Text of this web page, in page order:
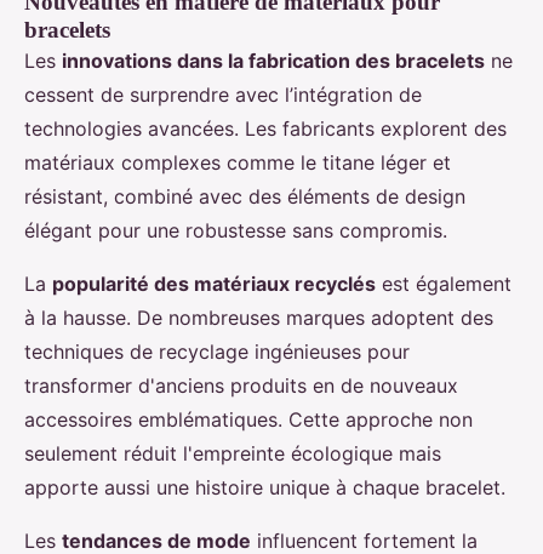
bracelets
Les innovations dans la fabrication des bracelets ne
cessent de surprendre avec l’intégration de
technologies avancées. Les fabricants explorent des
matériaux complexes comme le titane léger et
résistant, combiné avec des éléments de design
élégant pour une robustesse sans compromis.
La popularité des matériaux recyclés est également
à la hausse. De nombreuses marques adoptent des
techniques de recyclage ingénieuses pour
transformer d'anciens produits en de nouveaux
accessoires emblématiques. Cette approche non
seulement réduit l'empreinte écologique mais
apporte aussi une histoire unique à chaque bracelet.
Les tendances de mode influencent fortement la